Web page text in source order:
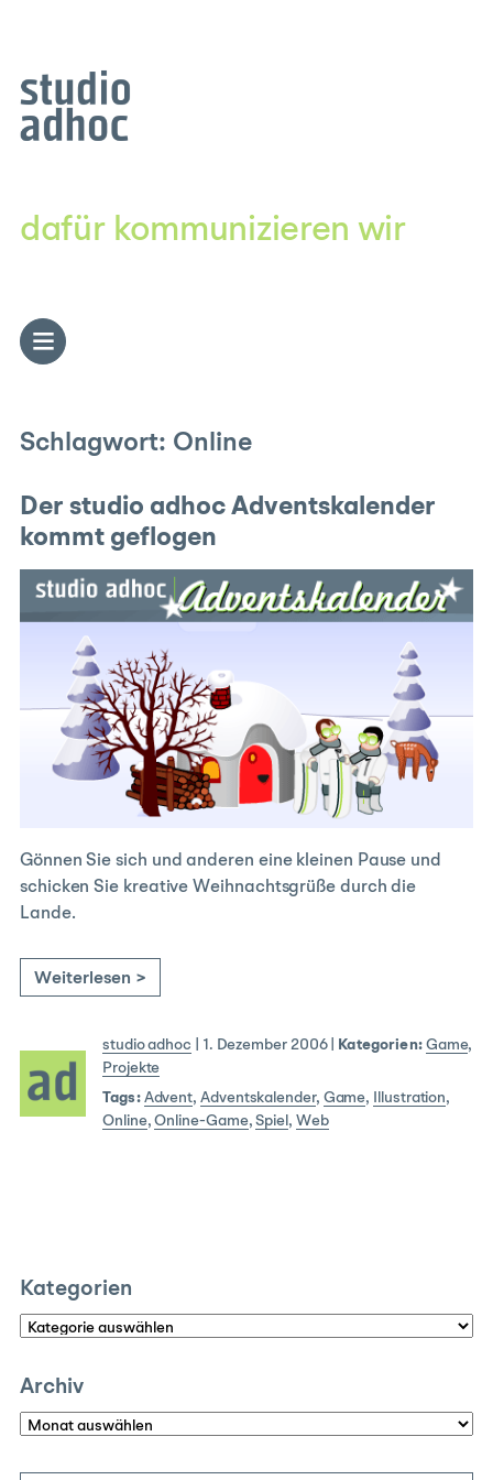
dafür kommunizieren wir
Schlagwort: Online
Der studio adhoc Adventskalender
kommt geflogen
Gönnen Sie sich und anderen eine kleinen Pause und
schicken Sie kreative Weihnachtsgrüße durch die
Lande.
Weiterlesen >
studio adhoc 1. Dezember 2006| Kategorien: Game,
Projekte
Tags: Advent, Adventskalender, Game, Illustration,
Online,Online-Game,Spiel , Web
Kategorien
Kategorien
Archiv
Archiv